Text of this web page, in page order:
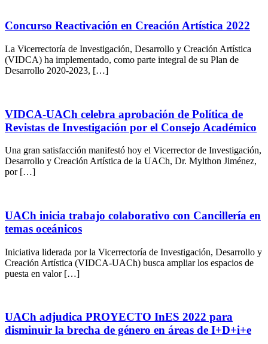
Concurso Reactivación en Creación Artística 2022
La Vicerrectoría de Investigación, Desarrollo y Creación Artística
(VIDCA) ha implementado, como parte integral de su Plan de
Desarrollo 2020-2023, […]
VIDCA-UACh celebra aprobación de Política de
Revistas de Investigación por el Consejo Académico
Una gran satisfacción manifestó hoy el Vicerrector de Investigación,
Desarrollo y Creación Artística de la UACh, Dr. Mylthon Jiménez,
por […]
UACh inicia trabajo colaborativo con Cancillería en
temas oceánicos
Iniciativa liderada por la Vicerrectoría de Investigación, Desarrollo y
Creación Artística (VIDCA-UACh) busca ampliar los espacios de
puesta en valor […]
UACh adjudica PROYECTO InES 2022 para
disminuir la brecha de género en áreas de I+D+i+e